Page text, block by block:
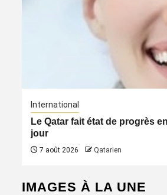
International
Le Qatar fait état de progrès
jour
7 août 2026 Qatarien
IMAGES À LA UNE